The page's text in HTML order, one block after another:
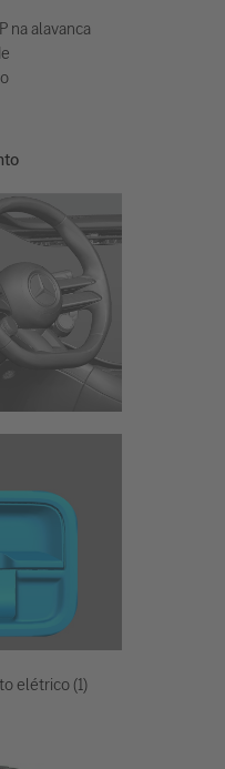
na alavanca
elétrico (1)